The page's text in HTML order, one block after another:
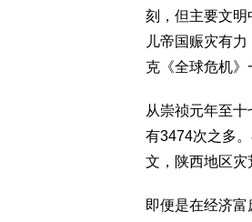
刻，但主要文
儿帝国赈灾有
克《全球危机》
从崇祯元年至
有3474次之多
文，陕西地区灾
即便是在经济